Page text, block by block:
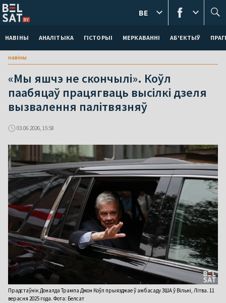
НАВІНЫ АНАЛІТЫКА ГІСТОРЫІ МЕРКАВАННI АБ'ЕКТЫЎ
BE
навіны
«Мы яшчэ не скончылі». Коўл
паабяцаў працягваць высілкі дзеля
вызвалення палітвязняў
03.06.2026, 15:58
Прадстаўнік Доналда Трампа Джон Коўл прыязджае ў амбасаду ЗША ў Вільні, Літва. 11
верасня 2025 года. Фота: Белсат